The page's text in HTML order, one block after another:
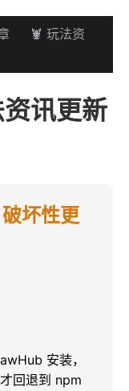
🦞 玩法资
讯更新
坏性更
安装，
回退到 npm